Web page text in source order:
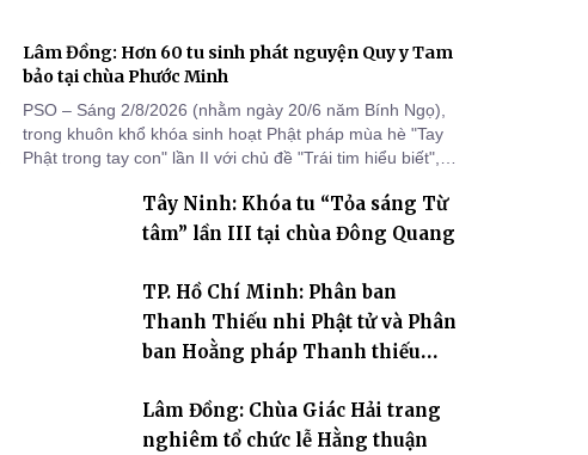
Lâm Đồng: Hơn 60 tu sinh phát nguyện Quy y Tam
bảo tại chùa Phước Minh
PSO – Sáng 2/8/2026 (nhằm ngày 20/6 năm Bính Ngọ),
trong khuôn khổ khóa sinh hoạt Phật pháp mùa hè "Tay
Phật trong tay con" lần II với chủ đề "Trái tim hiểu biết",
chức lễ phát nguyện quy y Tam bảo cho hơn 60 tu sinh.
Tây Ninh: Khóa tu “Tỏa sáng Từ
tâm” lần III tại chùa Đông Quang
TP. Hồ Chí Minh: Phân ban
Thanh Thiếu nhi Phật tử và Phân
ban Hoằng pháp Thanh thiếu
nhiệm kỳ IX (2022 – 2027)
Lâm Đồng: Chùa Giác Hải trang
nghiêm tổ chức lễ Hằng thuận